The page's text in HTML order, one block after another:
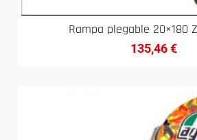
Rampa plegable 20×180
135,46€